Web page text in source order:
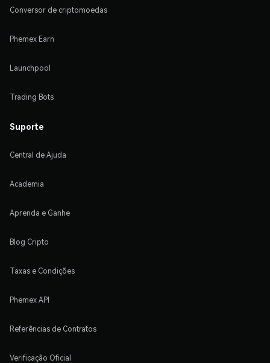
Conversor de criptomoedas
Phemex Earn
Launchpool
Trading Bots
Suporte
Central de Ajuda
Academia
Aprenda e Ganhe
Blog Cripto
Taxas e Condições
Phemex API
Referências de Contratos
Verificação Oficial